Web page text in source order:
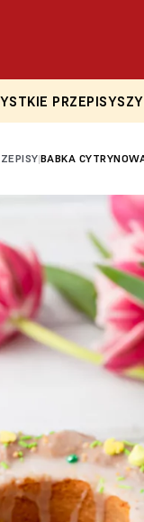
PRZEPISY
|BABKA